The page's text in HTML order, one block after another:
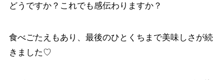
どうですか？これでも感伝わりますか？
食べごたえもあり、最後のひとくちまで美味しさが続
きました♡